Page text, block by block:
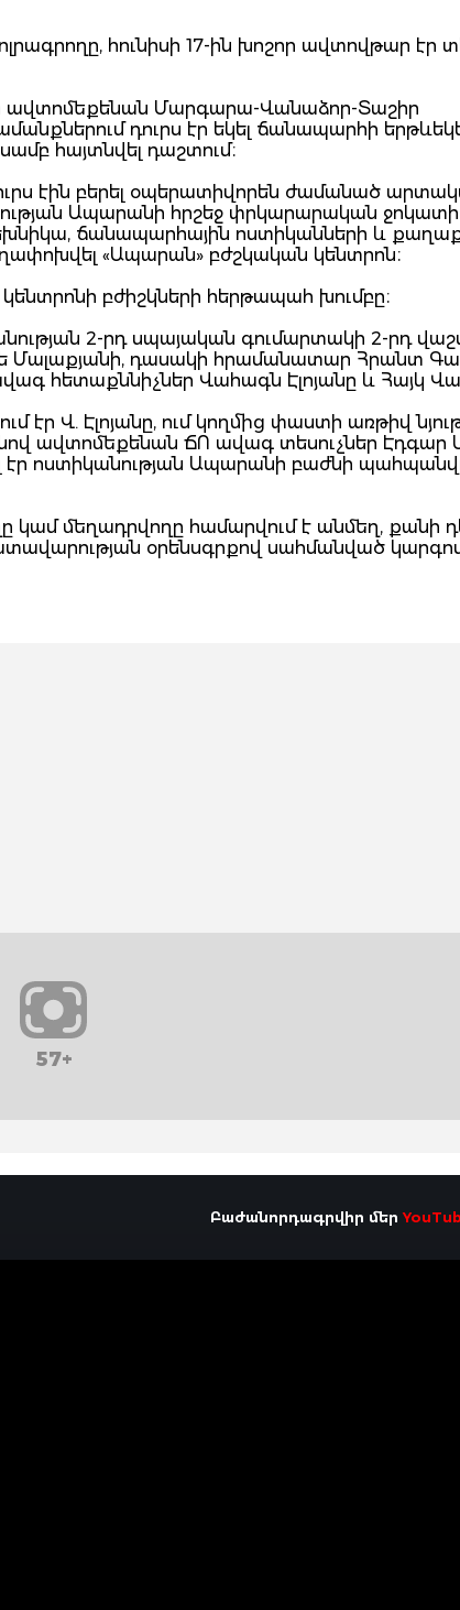
հունիսի 17-ին խոշոր ավտովթար էր
ավտոմեքենան Մարգարա-Վանաձոր-Տաշիր
դուրս էր եկել ճանապարհի
հայտնվել դաշտում։
էին բերել օպերատիվորեն ժամանած
Ապարանի հրշեջ փրկարարական ջոկատի
ճանապարհային ոստիկանների և
«Ապարան» բժշկական կենտրոն։
բժիշկների հերթապահ խումբը։
2-րդ սպայական գումարտակի 2-րդ
Մալաքյանի, դասակի հրամանատար Հրանտ
հետաքննիչներ Վահագն Էլոյանը և Հայկ
Վ. Էլոյանը, ում կողմից փաստի առթիվ
ավտոմեքենան ՃՈ ավագ տեսուչներ Էդգար
էր ոստիկանության Ապարանի բաժնի
կամ մեղադրվողը համարվում է անմեղ, քանի
օրենսգրքով սահմանված
57+
Բաժանորդագրվիր մեր